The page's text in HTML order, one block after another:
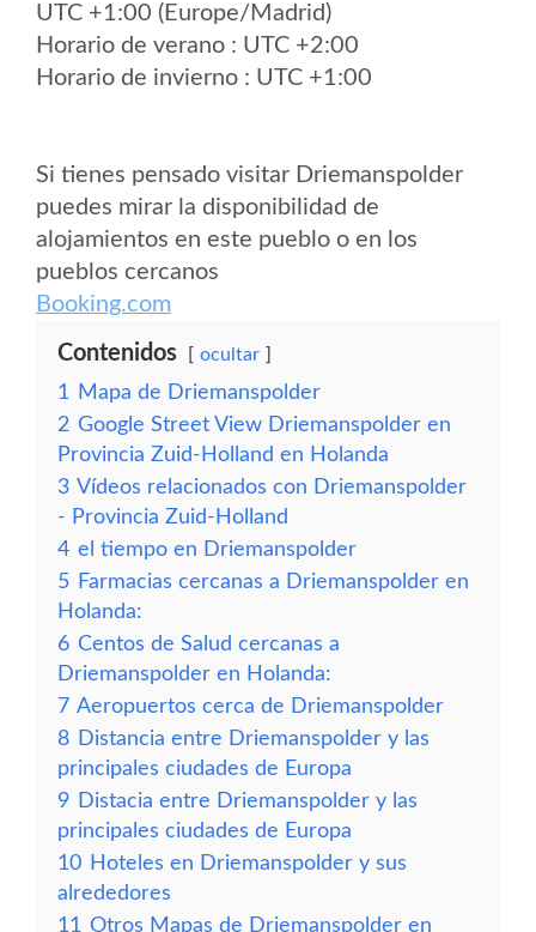
UTC +1:00 (Europe/Madrid)
Horario de verano : UTC +2:00
Horario de invierno : UTC +1:00
Si tienes pensado visitar Driemanspolder
puedes mirar la disponibilidad de
alojamientos en este pueblo o en los
pueblos cercanos
Booking.com
Contenidos ocultar
1
Mapa de Driemanspolder
2 Google Street View Driemanspolder en
Provincia Zuid-Holland en Holanda
3 Vídeos relacionados con Driemanspolder
- Provincia Zuid-Holland
4 el tiempo en Driemanspolder
5 Farmacias cercanas a Driemanspolder en
Holanda:
6 Centos de Salud cercanas a
Driemanspolder en Holanda:
7 Aeropuertos cerca de Driemanspolder
8 Distancia entre Driemanspolder y las
principales ciudades de Europa
9 Distacia entre Driemanspolder y las
principales ciudades de Europa
10 Hoteles en Driemanspolder y sus
alrededores
11 Otros Mapas de Driemanspolder en